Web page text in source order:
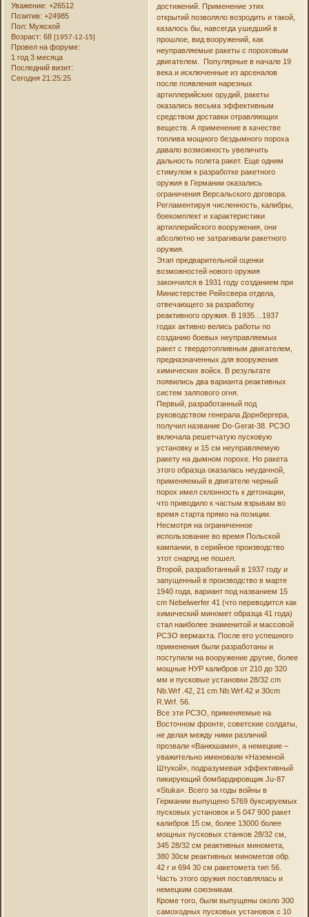
Уважение: +26512
Позитив: +24985
Пол: Мужской
Возраст: 68[1957-12-15]
Провел на форуме:
1 год 3 месяца
Последний визит:
Сегодня 21:25:25
достижений. Применение этих
открытий позволяло возродить и такой,
казалось бы, навсегда ушедший в
прошлое, вид вооружений, как
неуправляемые ракеты с пороховым
двигателем. Популярные в начале 19
века и исключенные из арсеналов
после появления нарезных
артиллерийских орудий, ракеты
оказались весьма эффективным
средством доставки отравляющих
веществ. А применение в качестве
топлива мощного бездымного пороха
давало возможность увеличить
дальность полета ракет. Еще одним
стимулом к разработке ракетного
оружия в Германии оказались
ограничения Версальского договора.
Регламентируя численность, калибры,
боекомплект и характеристики
артиллерийского вооружения, они
абсолютно не затрагивали ракетного
оружия.
Этап предварительной оценки
возможностей нового оружия
закончился в 1931 году созданием при
Министерстве Рейхсвера отдела,
отвечающего за разработку
реактивного оружия. В 1935…1937
годах активно велись работы по
созданию боевых неуправляемых
ракет с твердотопливным двигателем,
предназначенных для вооружения
химических войск. В результате
появились два варианта реактивных
систем залпового огня.
Первый, разработанный под
руководством генерала Дорнбергера,
получил название Do-Gerat-38. РСЗО
включала решетчатую пусковую
установку и 15 см неуправляемую
ракету на дымном порохе. Но ракета
этого образца оказалась неудачной,
применяемый в двигателе черный
порох имел склонность к детонации,
что приводило к частым взрывам во
время старта прямо на позиции.
Несмотря на ограниченное
использование во время Польской
кампании, в серийное производство
этот снаряд не пошел.
Второй, разработанный в 1937 году и
запущенный в производство в марте
1940 года, вариант под названием 15
cm Nebelwerfer 41 (что переводится как
химический миномет образца 41 года)
стал наиболее знаменитой и массовой
РСЗО вермахта. После его успешного
применения были разработаны и
поступили на вооружение другие, более
мощные НУР калибров от 210 до 320
мм и пусковые установки 28/32 cm
Nb.Wrf .42, 21 cm Nb.Wrf.42 и 30cm
R.Wrf. 56.
Все эти РСЗО, применяемые на
Восточном фронте, советские солдаты,
не делая между ними различий
прозвали «Ванюшами», а немецкие –
уважительно именовали «Наземной
Штукой», подразумевая эффективный
пикирующий бомбардировщик Ju-87
«Stuka». Всего за годы войны в
Германии выпущено 5769 буксируемых
пусковых установок и 5 047 900 ракет
калибров 15 см, более 13000 более
мощных пусковых станков 28/32 см,
345 28/32 см реактивных миномета,
380 30см реактивных минометов обр.
42 г и 694 30 см ракетомета тип 56.
Часть этого оружия поставлялась и
немецким союзникам.
Кроме того, были выпущены около 300
самоходных пусковых установок с 10